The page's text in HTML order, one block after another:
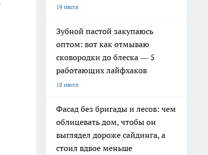
19 июля
Зубной пастой закупаюсь
оптом: вот как отмываю
сковородки до блеска — 5
работающих лайфхаков
18 июля
Фасад без бригады и лесов: чем
облицевать дом, чтобы он
выглядел дороже сайдинга, а
стоил вдвое меньше